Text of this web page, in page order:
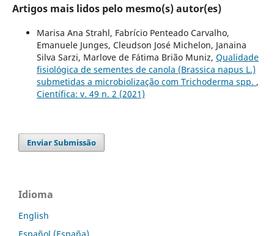
Artigos mais lidos pelo mesmo(s) autor(es)
Marisa Ana Strahl, Fabrício Penteado Carvalho,
Emanuele Junges, Cleudson José Michelon, Janaina
Silva Sarzi, Marlove de Fátima Brião Muniz, Qualidade
fisiológica de sementes de canola (Brassica napus L.)
submetidas a microbiolização com Trichoderma spp. ,
Científica: v. 49 n. 2 (2021)
Enviar Submissão
Idioma
English